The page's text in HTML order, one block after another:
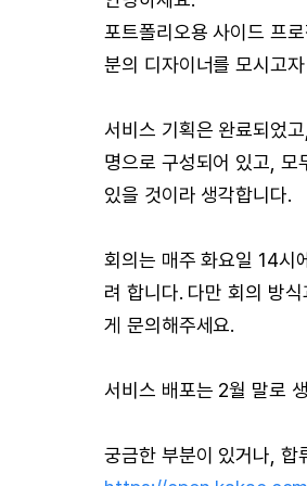
포트폴리오용 사이드 프
분의 디자이너를 모시고
서비스 기획은 완료되었
명으로 구성되어 있고,
있을 것이라 생각합니다.
회의는 매주 화요일 14시
려 합니다. 다만 회의 방
게 문의해주세요.
서비스 배포는 2월 말로
궁금한 부분이 있거나, 합